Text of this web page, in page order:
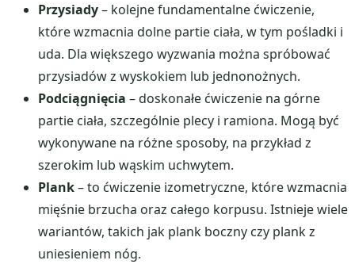
Przysiady– kolejne fundamentalne ćwiczenie,
które wzmacnia dolne partie ciała, w tym pośladki i
uda. Dla większego wyzwania można spróbować
przysiadów z wyskokiem lub jednonożnych.
Podciągnięcia – doskonałe ćwiczenie na górne
partie ciała, szczególnie plecy i ramiona. Mogą być
wykonywane na różne sposoby, na przykład z
szerokim lub wąskim uchwytem.
Plank– to ćwiczenie izometryczne, które wzmacnia
mięśnie brzucha oraz całego korpusu. Istnieje wiele
wariantów, takich jak plank boczny czy plank z
uniesieniem nóg.